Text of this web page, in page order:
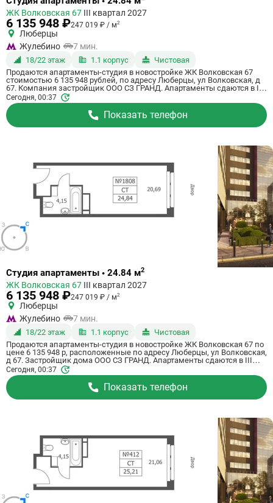
квартиру
ЖК Волковская 67 III квартал 2027
6 135 948 ₽247 019 ₽ / м2
Люберцы
Жулебино
7 мин.
18/22 этаж 1.1 корпус
Чистовая
Продаются апартаменты-студия в новостройке ЖК Волковская 67
стоимостью 6 135 948 рублей, по адресу Люберцы, ул Волковская, д
67. Компания застройщик ООО СЗ ГРАНД. Апартаменты сдаются в III
квартале 2027 года с чистовой отделкой, в 20 минутах на машине от
станции метро Некрасовка. Общая площадь апартаментов - 24.84 м².
Этаж 18 из 21. ID апартаментов на СтройкиРУ 725072, скажите его
когда будете звонить.
Сегодня, 00:37
Показать телефон
Ссылка
квартиру
Студия апартаменты • 24.84 м2
ЖК Волковская 67 III квартал 2027
6 135 948 ₽247 019 ₽ / м2
Люберцы
Жулебино
7 мин.
18/22 этаж 1.1 корпус
Чистовая
Продаются апартаменты-студия в новостройке ЖК Волковская 67 по
цене 6 135 948 р, расположенные по адресу Люберцы, ул Волковская,
д 67. Застройщик дома ООО СЗ ГРАНД. Апартаменты сдаются в III
квартале 2027 года с чистовой отделкой, в 20 минутах на машине от
метро Некрасовка. Общая площадь апартаментов - 24.84 м². Этаж 18
из 21. ID апартаментов на СтройкиРУ 725071, сообщите его когда
будете звонить.
Сегодня, 00:37
Показать телефон